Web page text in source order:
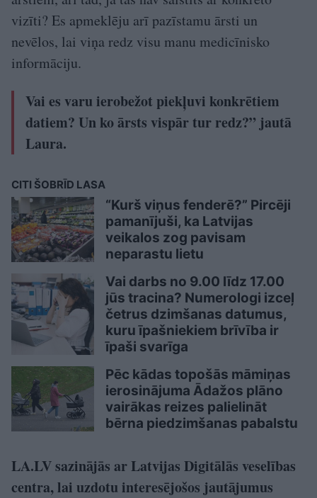
vizīti? Es apmeklēju arī pazīstamu ārsti un
nevēlos, lai viņa redz visu manu medicīnisko
informāciju.
Vai es varu ierobežot piekļuvi konkrētiem
datiem? Un ko ārsts vispār tur redz?” jautā
Laura.
CITI ŠOBRĪD LASA
“Kurš viņus fenderē?” Pircēji
pamanījuši, ka Latvijas
veikalos zog pavisam
neparastu lietu
Vai darbs no 9.00 līdz 17.00
jūs tracina? Numerologi izceļ
četrus dzimšanas datumus,
kuru īpašniekiem brīvība ir
īpaši svarīga
Pēc kādas topošās māmiņas
ierosinājuma Ādažos plāno
vairākas reizes palielināt
bērna piedzimšanas pabalstu
LA.LV sazinājās ar Latvijas Digitālās veselības
centra, lai uzdotu interesējošos jautājumus